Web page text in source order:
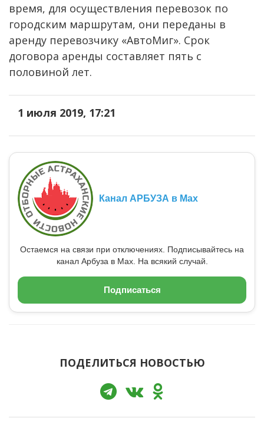
время, для осуществления перевозок по
городским маршрутам, они переданы в
аренду перевозчику «АвтоМиг». Срок
договора аренды составляет пять с
половиной лет.
1 июля 2019, 17:21
Канал АРБУЗА в Max
Остаемся на связи при отключениях. Подписывайтесь на
канал Арбуза в Max. На всякий случай.
Подписаться
ПОДЕЛИТЬСЯ НОВОСТЬЮ